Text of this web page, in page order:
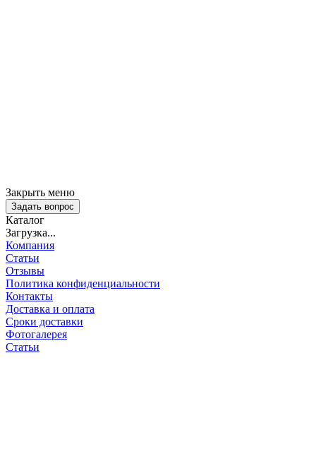
Закрыть меню
Задать вопрос
Каталог
Загрузка...
Компания
Статьи
Отзывы
Политика конфиденциальности
Контакты
Доставка и оплата
Сроки доставки
Фотогалерея
Статьи